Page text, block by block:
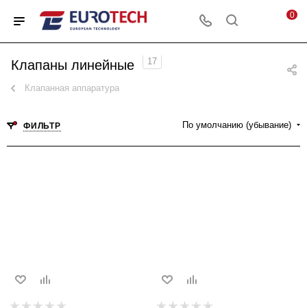
0
Клапаны линейные 17
Клапанная аппаратура
ФИЛЬТР По умолчанию (убывание)